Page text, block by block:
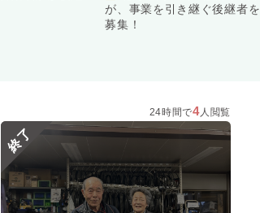
が、事業を引き継ぐ後継者を
募集！
24時間で4人閲覧
終了